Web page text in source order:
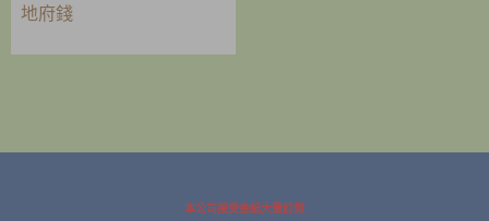
地府錢
本公司接受金紙大量訂做